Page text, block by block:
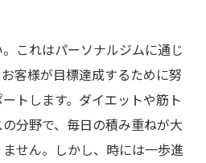
これはパーソナルジムに通じ
客様が目標達成するために努
トします。ダイエットや筋ト
分野で、毎日の積み重ねが大
せん。しかし、時には一歩進